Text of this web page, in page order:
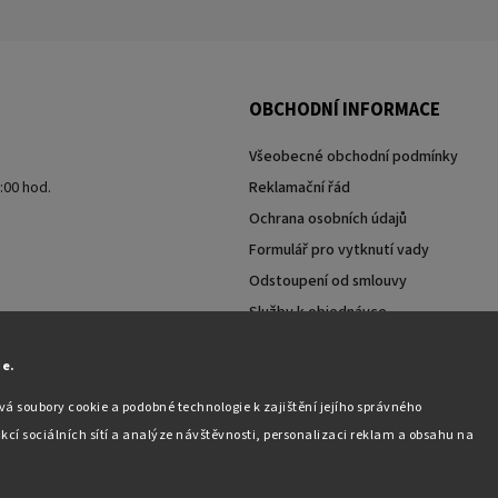
soubory cookie a podobné technologie k zajištění jejího správného
sociálních sítí a analýze návštěvnosti, personalizaci reklam a obsahu na
hod.
OBCHODNÍ INFORMACE
Všeobecné obchodní podmínky
Reklamační řád
Ochrana osobních údajů
Formulář pro vytknutí vady
Odstoupení od smlouvy
Služby k objednávce